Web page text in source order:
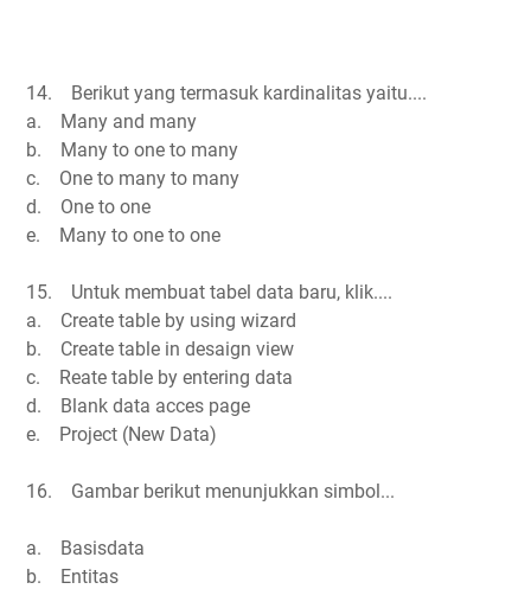
14. Berikut yang termasuk kardinalitas yaitu....
a. Many and many
b. Many to one to many
c. One to many to many
d. One to one
e. Many to one to one
15. Untuk membuat tabel data baru, klik....
a. Create table by using wizard
b. Create table in desaign view
c. Reate table by entering data
d. Blank data acces page
e. Project (New Data)
16. Gambar berikut menunjukkan simbol...
a. Basisdata
b. Entitas